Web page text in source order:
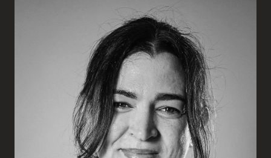
Inscribir
Boletería